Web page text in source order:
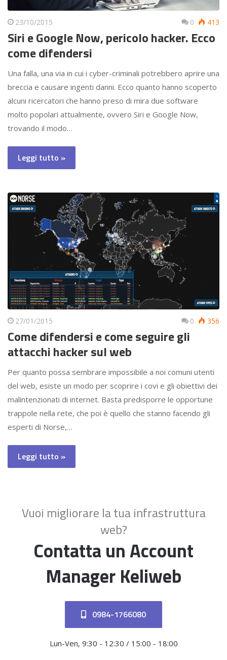
23/10/2015 0 413
Siri e Google Now, pericolo hacker. Ecco
come difendersi
Una falla, una via in cui i cyber-criminali potrebbero aprire una
breccia e causare ingenti danni. Ecco quanto hanno scoperto
alcuni ricercatori che hanno preso di mira due software
molto popolari attualmente, ovvero Siri e Google Now,
trovando il modo…
Leggi tutto »
27/01/2015 0 356
Come difendersi e come seguire gli
attacchi hacker sul web
Per quanto possa sembrare impossibile a noi comuni utenti
del web, esiste un modo per scoprire i covi e gli obiettivi dei
malintenzionati di internet. Basta predisporre le opportune
trappole nella rete, che poi è quello che stanno facendo gli
esperti di Norse,…
Leggi tutto »
Vuoi migliorare la tua infrastruttura
web?
Contatta un Account
Manager Keliweb
0984-1766080
Lun-Ven, 9:30 - 12:30 / 15:00 - 18:00